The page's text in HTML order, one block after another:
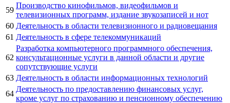
59
Производство кинофильмов, видеофильмов и
телевизионных программ, издание звукозаписей и нот
60 Деятельность в области телевизионного и радиовещания
61 Деятельность в сфере телекоммуникаций
62
Разработка компьютерного программного обеспечения,
консультационные услуги в данной области и другие
сопутствующие услуги
63 Деятельность в области информационных технологий
64
Деятельность по предоставлению финансовых услуг,
кроме услуг по страхованию и пенсионному обеспечению